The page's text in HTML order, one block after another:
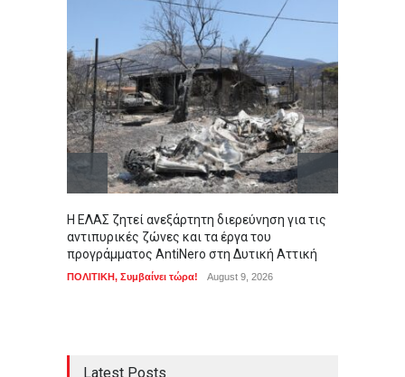
Η ΕΛΑΣ ζητεί ανεξάρτητη διερεύνηση για τις
αντιπυρικές ζώνες και τα έργα του
προγράμματος AntiNero στη Δυτική Αττική
ΠΟΛΙΤΙΚΗ, Συμβαίνει τώρα! August 9, 2026
Latest Posts